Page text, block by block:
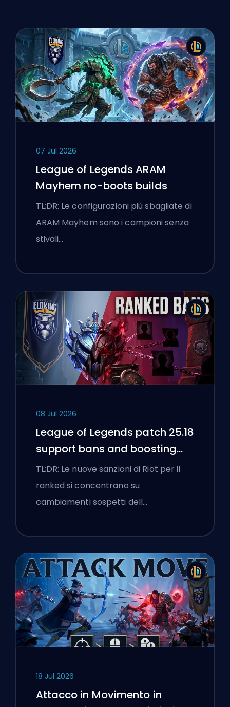
07 Jul 2026
League of Legends ARAM
Mayhem no-boots builds
TL;DR: Le configurazioni più sbagliate di
ARAM Mayhem sono i campioni senza
stivali…
08 Jul 2026
League of Legends patch 25.18
support bans and boosting
flags
TL;DR: Le nuove sanzioni di Riot per il
ranked si concentrano su
cambiamenti sospetti dell…
18 Jul 2026
Attacco in Movimento in